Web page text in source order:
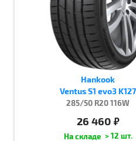
Hankook
Ventus S1 evo3 K127
285/50 R20 116W
26 460 руб.
> 12 шт.